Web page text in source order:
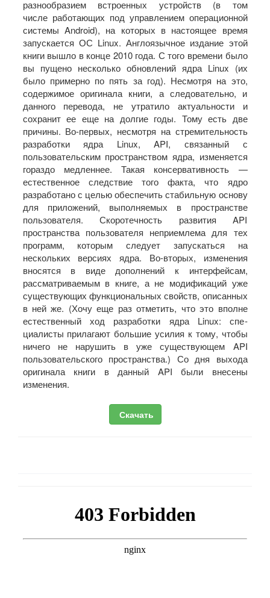
разнообразием встроенных устройств (в том
числе работающих под управлением операционной
системы Android), на которых в настоящее время
запускается ОС Linux. Англоязычное издание этой
книги вышло в конце 2010 года. С того времени было
вы пущено несколько обновлений ядра Linux (их
было примерно по пять за год). Несмотря на это,
содержимое оригинала книги, а следовательно, и
данного перевода, не утратило актуальности и
сохранит ее еще на долгие годы. Тому есть две
причины. Во-первых, несмотря на стремительность
разработки ядра Linux, API, связанный с
пользовательским пространством ядра, изменяется
гораздо медленнее. Такая консер­вативность —
естественное следствие того факта, что ядро
разработано с целью обеспе­чить стабильную основу
для приложений, выполняемых в пространстве
пользователя. Скоротечность развития API
пространства пользователя неприемлема для тех
программ, которым следует запускаться на
нескольких версиях ядра. Во-вторых, изменения
вносятся в виде дополнений к интерфейсам,
рассматриваемым в книге, а не модификаций уже
существующих функциональных свойств, описанных
в ней же. (Хочу еще раз отметить, что это вполне
естественный ход разработки ядра Linux: спе­
циалисты прилагают большие усилия к тому, чтобы
ничего не нарушить в уже существу­ющем API
пользовательского пространства.) Со дня выхода
оригинала книги в данный API были внесены
изменения.
Скачать